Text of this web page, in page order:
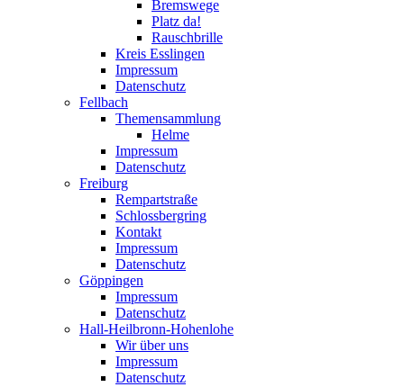
Bremswege
Platz da!
Rauschbrille
Kreis Esslingen
Impressum
Datenschutz
Fellbach
Themensammlung
Helme
Impressum
Datenschutz
Freiburg
Rempartstraße
Schlossbergring
Kontakt
Impressum
Datenschutz
Göppingen
Impressum
Datenschutz
Hall-Heilbronn-Hohenlohe
Wir über uns
Impressum
Datenschutz